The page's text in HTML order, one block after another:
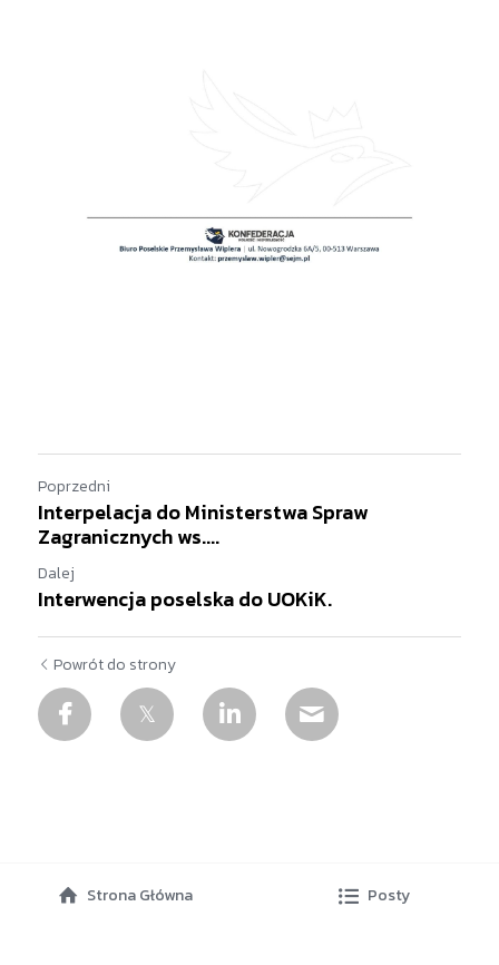
Poprzedni
Interpelacja do Ministerstwa Spraw
Zagranicznych ws....
Dalej
Interwencja poselska do UOKiK.
Powrót do strony
Strona Główna Posty